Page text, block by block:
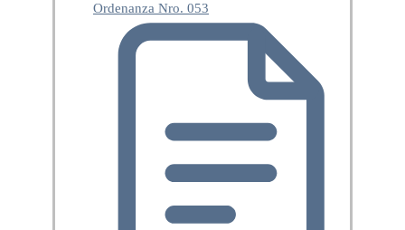
Ordenanza Nro. 053